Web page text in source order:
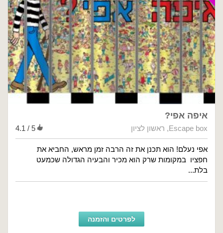
איפה אפי?
Escape box
, ראשון לציון 4.1 / 5
אפי נעלם! הוא תכנן את זה הרבה זמן מראש, החביא את
חפציו במקומות שרק הוא מכיר והבעיה הגדולה שכמעט
בלת...
לפרטים והזמנה